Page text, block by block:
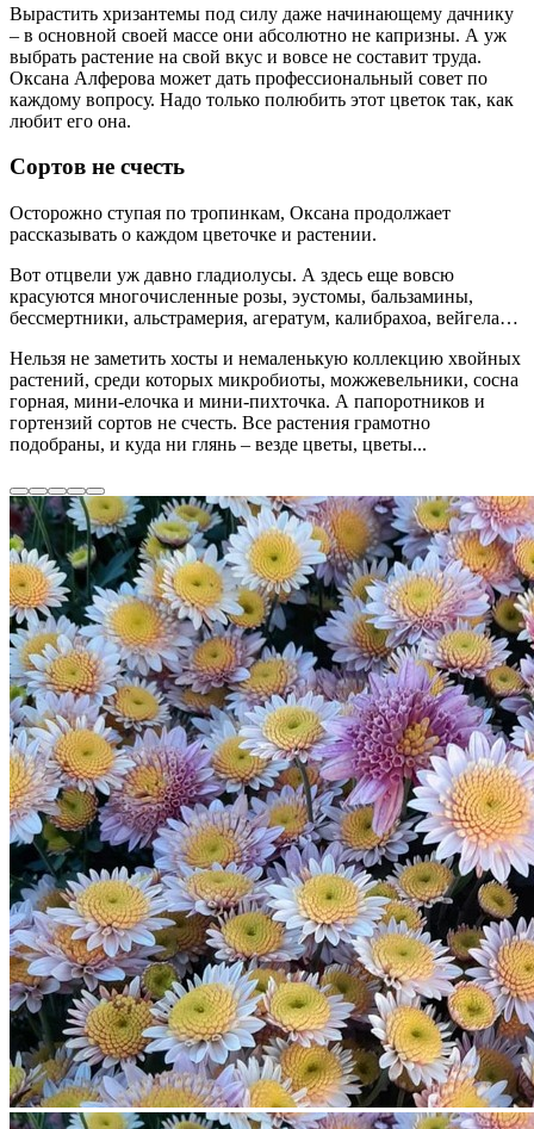
Вырастить хризантемы под силу даже начинающему дачнику
– в основной своей массе они абсолютно не капризны. А уж
выбрать растение на свой вкус и вовсе не составит труда.
Оксана Алферова может дать профессиональный совет по
каждому вопросу. Надо только полюбить этот цветок так, как
любит его она.
Сортов не счесть
Осторожно ступая по тропинкам, Оксана продолжает
рассказывать о каждом цветочке и растении.
Вот отцвели уж давно гладиолусы. А здесь еще вовсю
красуются многочисленные розы, эустомы, бальзамины,
бессмертники, альстрамерия, агератум, калибрахоа, вейгела…
Нельзя не заметить хосты и немаленькую коллекцию хвойных
растений, среди которых микробиоты, можжевельники, сосна
горная, мини-елочка и мини-пихточка. А папоротников и
гортензий сортов не счесть. Все растения грамотно
подобраны, и куда ни глянь – везде цветы, цветы...